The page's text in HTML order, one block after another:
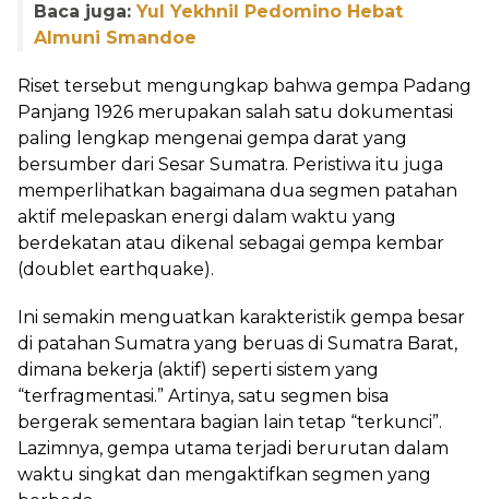
Baca juga: Yul Yekhnil Pedomino Hebat
Almuni Smandoe
Riset tersebut mengungkap bahwa gempa Padang
Panjang 1926 merupakan salah satu dokumentasi
paling lengkap mengenai gempa darat yang
bersumber dari Sesar Sumatra. Peristiwa itu juga
memperlihatkan bagaimana dua segmen patahan
aktif melepaskan energi dalam waktu yang
berdekatan atau dikenal sebagai gempa kembar
(doublet earthquake).
Ini semakin menguatkan karakteristik gempa besar
di patahan Sumatra yang beruas di Sumatra Barat,
dimana bekerja (aktif) seperti sistem yang
“terfragmentasi.” Artinya, satu segmen bisa
bergerak sementara bagian lain tetap “terkunci”.
Lazimnya, gempa utama terjadi berurutan dalam
waktu singkat dan mengaktifkan segmen yang